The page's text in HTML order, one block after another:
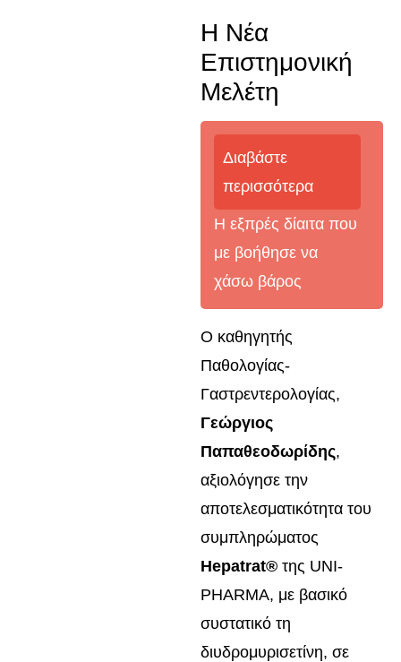
Η Νέα
Επιστημονική
Μελέτη
Διαβάστε
περισσότερα
Η εξπρές δίαιτα που
με βοήθησε να
χάσω βάρος
Ο καθηγητής
Παθολογίας-
Γαστρεντερολογίας,
Γεώργιος
Παπαθεοδωρίδης,
αξιολόγησε την
αποτελεσματικότητα του
συμπληρώματος
Hepatrat® της UNI-
PHARMA, με βασικό
συστατικό τη
διυδρομυρισετίνη, σε